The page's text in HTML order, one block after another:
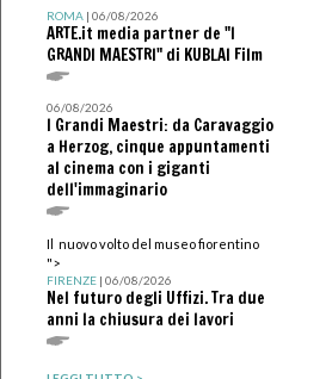
ROMA| 06/08/2026
ARTE.it media partner de "I
GRANDI MAESTRI" di KUBLAI Film
06/08/2026
I Grandi Maestri: da Caravaggio
a Herzog, cinque appuntamenti
al cinema con i giganti
dell'immaginario
Il nuovo volto del museo fiorentino
">
FIRENZE| 06/08/2026
Nel futuro degli Uffizi. Tra due
anni la chiusura dei lavori